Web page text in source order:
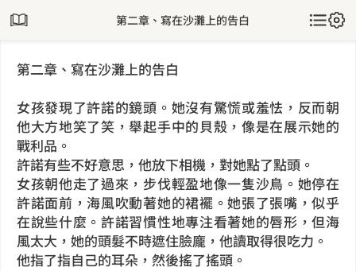
第二章、寫在沙灘上的告白
第二章、寫在沙灘上的告白
女孩發現了許諾的鏡頭。她沒有驚慌或羞怯，反而朝
他大方地笑了笑，舉起手中的貝殼，像是在展示她的
戰利品。
許諾有些不好意思，他放下相機，對她點了點頭。
女孩朝他走了過來，步伐輕盈地像一隻沙鳥。她停在
許諾面前，海風吹動著她的裙襬。她張了張嘴，似乎
在說些什麼。許諾習慣性地專注看著她的唇形，但海
風太大，她的頭髮不時遮住臉龐，他讀取得很吃力。
他指了指自己的耳朵，然後搖了搖頭。